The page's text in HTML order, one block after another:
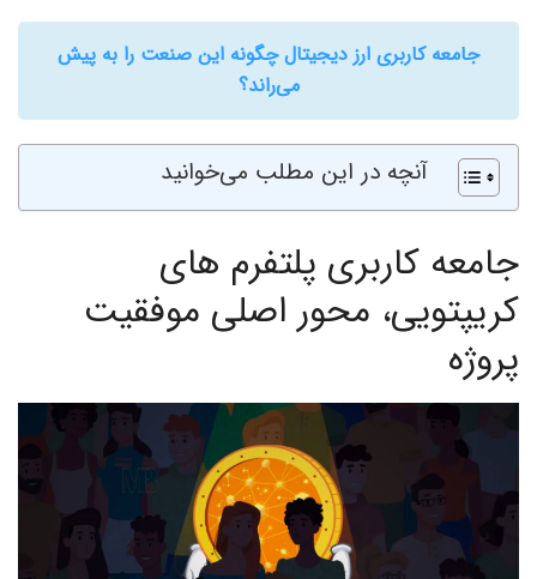
جامعه کاربری ارز دیجیتال چگونه این صنعت را به پیش
می‌راند؟
آنچه در این مطلب می‌خوانید
جامعه کاربری پلتفرم های
کریپتویی، محور اصلی موفقیت
پروژه